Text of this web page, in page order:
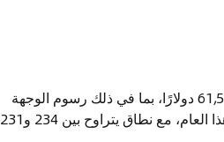
أعلنت شركة السيارات الألمانية أن 2025 فولكسفاغن ID.Buzz سيبدأ سعره من 61,545 دولارًا، بما في ذلك رسوم الوجهة
البالغة 1,550 دولارًا. ستصل الحافلة الكهربائية أخيرًا إلى الوكلاء في وقت لاحق من هذا العام، مع نطاق يتراوح بين 234 و231